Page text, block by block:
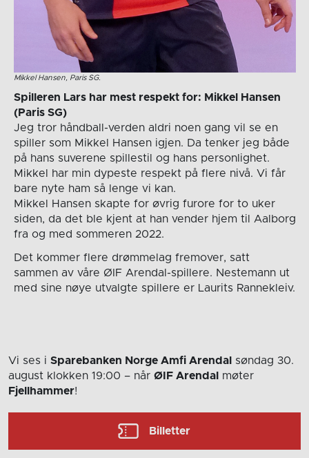
Mikkel Hansen, Paris SG.
Spilleren Lars har mest respekt for: Mikkel Hansen
(Paris SG)
Jeg tror håndball-verden aldri noen gang vil se en
spiller som Mikkel Hansen igjen. Da tenker jeg både
på hans suverene spillestil og hans personlighet.
Mikkel har min dypeste respekt på flere nivå. Vi får
bare nyte ham så lenge vi kan.
Mikkel Hansen skapte for øvrig furore for to uker
siden, da det ble kjent at han vender hjem til Aalborg
fra og med sommeren 2022.
Det kommer flere drømmelag fremover, satt
sammen av våre ØIF Arendal-spillere. Nestemann ut
med sine nøye utvalgte spillere er Laurits Rannekleiv.
Vi ses i Sparebanken Norge Amfi Arendal
søndag 30.
august klokken 19:00 – når ØIF Arendal
møter
Fjellhammer!
Billetter